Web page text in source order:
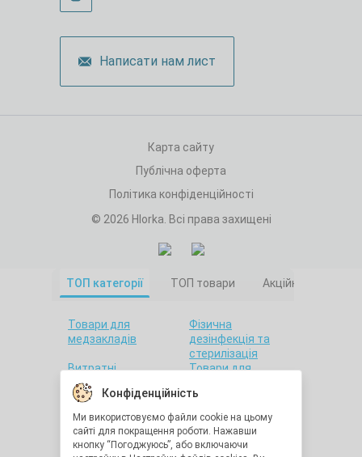
Написати нам лист
Карта сайту
Публічна оферта
Політика конфіденційності
© 2026 Hlorka. Всі права захищені
Конфіденційність
Ми використовуємо файли cookie на цьому
сайті для покращення роботи. Нажавши
кнопку “Погоджуюсь”, або включаючи
ТОП категорії ТОП товари Акційні товари
Товари для
медзакладів
Фізична
дезінфекція та
стерилізація
Витратні
матеріали
Товари для
Товари для дому
Санітарна гігієна
Товари для
стоматології
Товари для
лабораторій
Краса та здоров'я
Утилізація